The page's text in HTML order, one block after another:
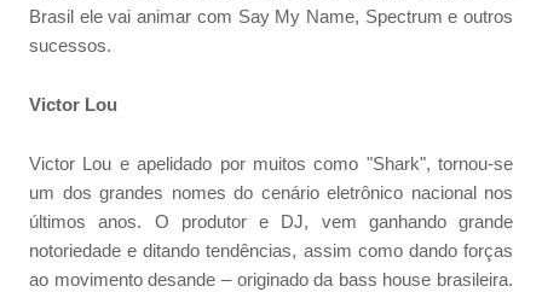
Brasil ele vai animar com Say My Name, Spectrum e outros
sucessos.
Victor Lou
Victor Lou e apelidado por muitos como "Shark", tornou-se
um dos grandes nomes do cenário eletrônico nacional nos
últimos anos. O produtor e DJ, vem ganhando grande
notoriedade e ditando tendências, assim como dando forças
ao movimento desande – originado da bass house brasileira.